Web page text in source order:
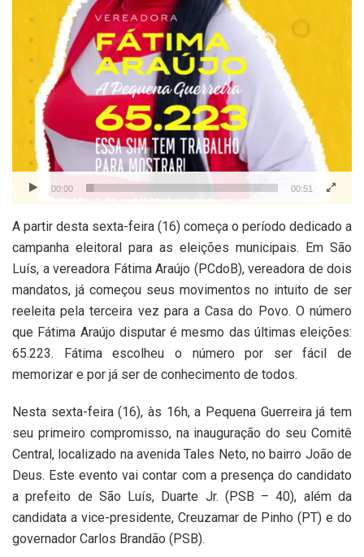
00:00 00:51
A partir desta sexta-feira (16) começa o período dedicado a
campanha eleitoral para as eleições municipais. Em São
Luís, a vereadora Fátima Araújo (PCdoB), vereadora de dois
mandatos, já começou seus movimentos no intuito de ser
reeleita pela terceira vez para a Casa do Povo. O número
que Fátima Araújo disputar é mesmo das últimas eleições:
65.223. Fátima escolheu o número por ser fácil de
memorizar e por já ser de conhecimento de todos.
Nesta sexta-feira (16), às 16h, a Pequena Guerreira já tem
seu primeiro compromisso, na inauguração do seu Comitê
Central, localizado na avenida Tales Neto, no bairro João de
Deus. Este evento vai contar com a presença do candidato
a prefeito de São Luís, Duarte Jr. (PSB – 40), além da
candidata a vice-presidente, Creuzamar de Pinho (PT) e do
governador Carlos Brandão (PSB).